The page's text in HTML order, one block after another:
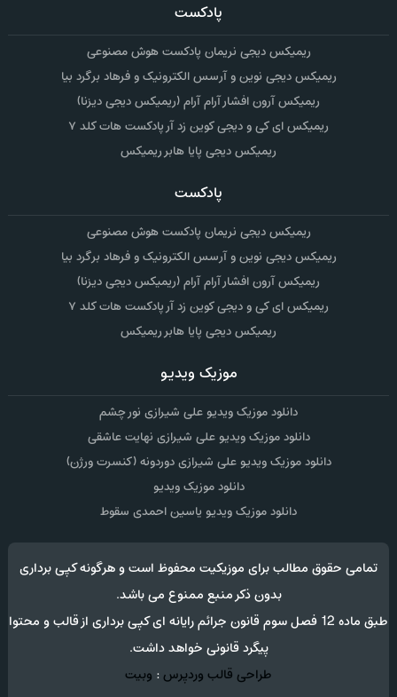
پادکست
ریمیکس دیجی نریمان پادکست هوش مصنوعی
ریمیکس دیجی نوین و آرسس الکترونیک و فرهاد برگرد بیا
ریمیکس آرون افشار آرام آرام (ریمیکس دیجی دیزنا)
ریمیکس ای کی و دیجی کوین زد آر پادکست هات کلد ۷
ریمیکس دیجی پایا هابر ریمیکس
پادکست
ریمیکس دیجی نریمان پادکست هوش مصنوعی
ریمیکس دیجی نوین و آرسس الکترونیک و فرهاد برگرد بیا
ریمیکس آرون افشار آرام آرام (ریمیکس دیجی دیزنا)
ریمیکس ای کی و دیجی کوین زد آر پادکست هات کلد ۷
ریمیکس دیجی پایا هابر ریمیکس
موزیک ویدیو
دانلود موزیک ویدیو علی شیرازی نور چشم
دانلود موزیک ویدیو علی شیرازی نهایت عاشقی
دانلود موزیک ویدیو علی شیرازی دوردونه (کنسرت ورژن)
دانلود موزیک ویدیو
دانلود موزیک ویدیو یاسین احمدی سقوط
تمامی حقوق مطالب برای موزیکیت محفوظ است و هرگونه کپی برداری
بدون ذکر منبع ممنوع می باشد.
طبق ماده 12 فصل سوم قانون جرائم رایانه ای کپی برداری از قالب و محتوا
پیگرد قانونی خواهد داشت.
طراحی قالب وردپرس: وبیت